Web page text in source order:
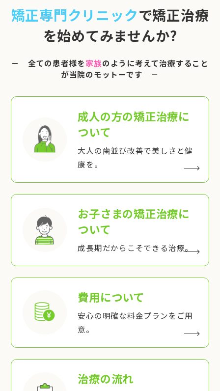
※日曜は不定期で診療してい
ます
矯正専門クリニックで矯正治療
を始めてみませんか?
－ 全ての患者様を家族のように考えて治療すること
が当院のモットーです －
成人の方の矯正治療に
ついて
大人の歯並び改善で美しさと健
康を。
お子さまの矯正治療に
ついて
成長期だからこそできる治療。
費用について
安心の明確な料金プランをご用
意。
治療の流れ